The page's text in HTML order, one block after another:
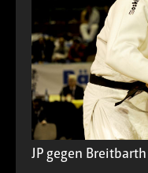
JP gegen Breitbarth